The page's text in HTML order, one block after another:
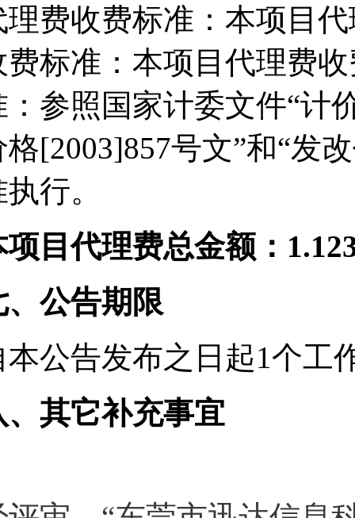
理费收费标准：本项目
费标准：本项目代理费
：参照国家计委文件“计
格[2003]857号文”和“发
行。
项目代理费总金额：
、公告期限
本公告发布之日起1个工
、其它补充事宜